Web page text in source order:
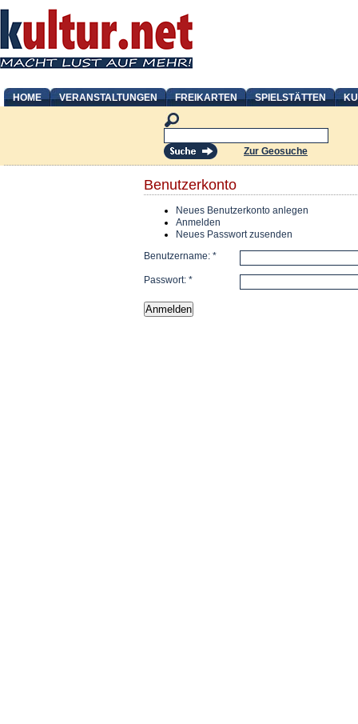
HOME VERANSTALTUNGEN FREIKARTEN SPIELSTÄTTEN
Zur Geosuche
Benutzerkonto
Neues Benutzerkonto anlegen
Anmelden
Neues Passwort zusenden
Benutzername: *
Passwort: *